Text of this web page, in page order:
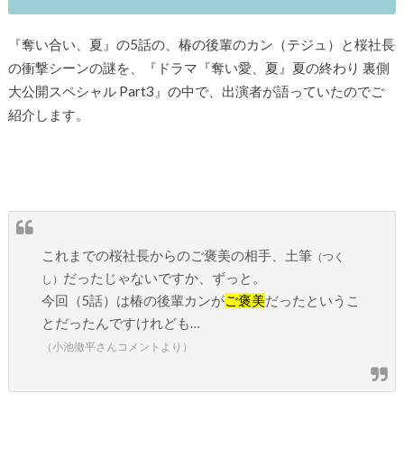
『奪い合い、夏』の5話の、椿の後輩のカン（テジュ）と桜社長
の衝撃シーンの謎を、『ドラマ『奪い愛、夏』夏の終わり 裏側
大公開スペシャル Part3』の中で、出演者が語っていたのでご
紹介します。
これまでの桜社長からのご褒美の相手、土筆 （つく
し） だったじゃないですか、ずっと。
今回（5話）は椿の後輩カンがご褒美だったというこ
とだったんですけれども…
（小池徹平さんコメントより）